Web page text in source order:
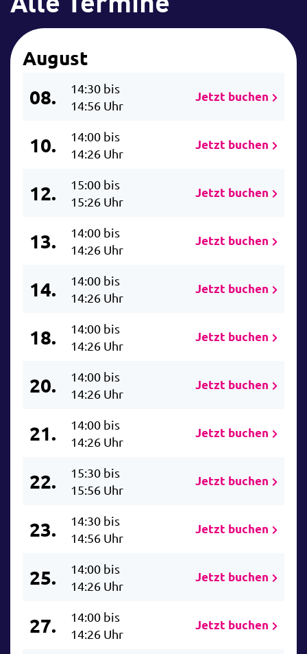
August
08.
14:30 bis
14:56 Uhr
Jetzt buchen
10.
14:00 bis
14:26 Uhr
Jetzt buchen
12.
15:00 bis
15:26 Uhr
Jetzt buchen
13.
14:00 bis
14:26 Uhr
Jetzt buchen
14.
14:00 bis
14:26 Uhr
Jetzt buchen
18.
14:00 bis
14:26 Uhr
Jetzt buchen
20.
14:00 bis
14:26 Uhr
Jetzt buchen
21.
14:00 bis
14:26 Uhr
Jetzt buchen
22.
15:30 bis
15:56 Uhr
Jetzt buchen
23.
14:30 bis
14:56 Uhr
Jetzt buchen
25.
14:00 bis
14:26 Uhr
Jetzt buchen
27.
14:00 bis
14:26 Uhr
Jetzt buchen